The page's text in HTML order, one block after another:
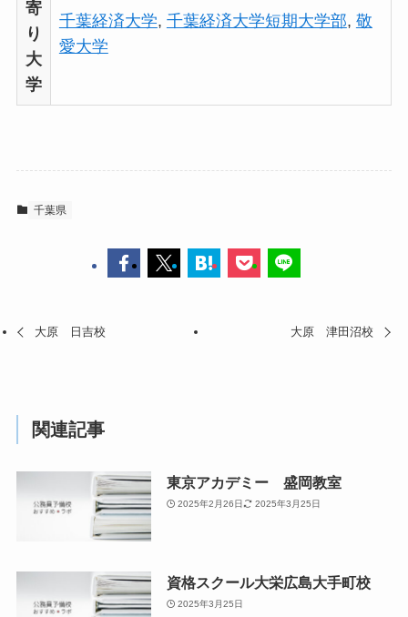
寄
り
大
学
千葉経済大学, 千葉経済大学短期大学部, 敬
愛大学
千葉県
大原 日吉校 大原 津田沼校
関連記事
東京アカデミー 盛岡教室
2025年2月26日 2025年3月25日
資格スクール大栄広島大手町校
2025年3月25日